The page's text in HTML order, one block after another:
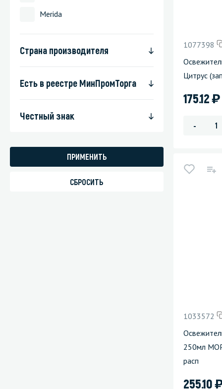
Merida
Страна производителя
Есть в реестре МинПромТорга
Честный знак
1077398
Цитрус
175.12)
-
1033572
250мл
расп
255.10